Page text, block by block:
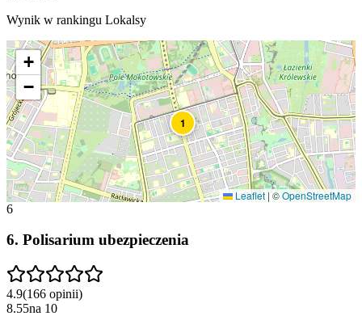
Wynik w rankingu Lokalsy
1
+
−
Leaflet | ©OpenStreetMap
6
6. Polisarium ubezpieczenia
4.9(166 opinii)
8.55na 10